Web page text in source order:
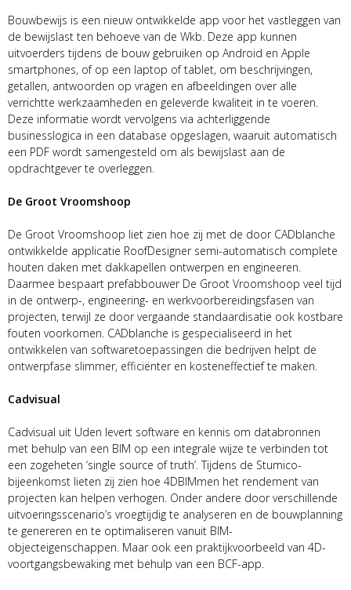
Bouwbewijs is een nieuw ontwikkelde app voor het vastleggen van
de bewijslast ten behoeve van de Wkb. Deze app kunnen
uitvoerders tijdens de bouw gebruiken op Android en Apple
smartphones, of op een laptop of tablet, om beschrijvingen,
getallen, antwoorden op vragen en afbeeldingen over alle
verrichtte werkzaamheden en geleverde kwaliteit in te voeren.
Deze informatie wordt vervolgens via achterliggende
businesslogica in een database opgeslagen, waaruit automatisch
een PDF wordt samengesteld om als bewijslast aan de
opdrachtgever te overleggen.
De Groot Vroomshoop
De Groot Vroomshoop liet zien hoe zij met de door CADblanche
ontwikkelde applicatie RoofDesigner semi-automatisch complete
houten daken met dakkapellen ontwerpen en engineeren.
Daarmee bespaart prefabbouwer De Groot Vroomshoop veel tijd
in de ontwerp-, engineering- en werkvoorbereidingsfasen van
projecten, terwijl ze door vergaande standaardisatie ook kostbare
fouten voorkomen. CADblanche is gespecialiseerd in het
ontwikkelen van softwaretoepassingen die bedrijven helpt de
ontwerpfase slimmer, efficiënter en kosteneffectief te maken.
Cadvisual
Cadvisual uit Uden levert software en kennis om databronnen
met behulp van een BIM op een integrale wijze te verbinden tot
een zogeheten ‘single source of truth’. Tijdens de Stumico-
bijeenkomst lieten zij zien hoe 4DBIMmen het rendement van
projecten kan helpen verhogen. Onder andere door verschillende
uitvoeringsscenario’s vroegtijdig te analyseren en de bouwplanning
te genereren en te optimaliseren vanuit BIM-
objecteigenschappen. Maar ook een praktijkvoorbeeld van 4D-
voortgangsbewaking met behulp van een BCF-app.